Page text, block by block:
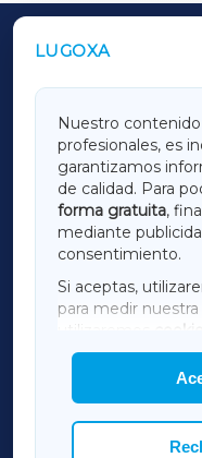
LUGOXA
Nuestro
profesionales, es
garantizamos
de calidad. Para
forma gratuita,
mediante
consentimiento.
Si aceptas,
para medir
utilizaremos
mostrar
Asimismo,
las cookies que
OUTROS